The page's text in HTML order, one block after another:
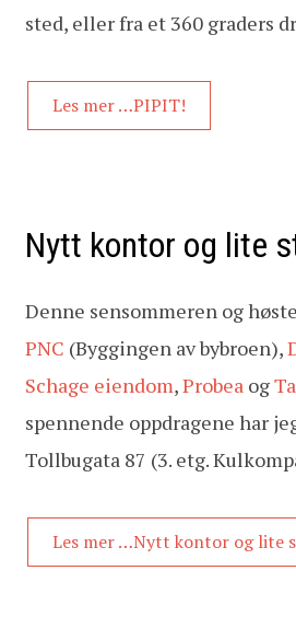
sted, eller fra et 360 graders
Les mer …PIPIT!
Nytt kontor og lite
Denne sensommeren og
PNC (Byggingen av bybroen),
Schage eiendom,Probea og
spennende oppdragene har
Tollbugata 87 (3. etg.
Les mer …Nytt kontor og lite